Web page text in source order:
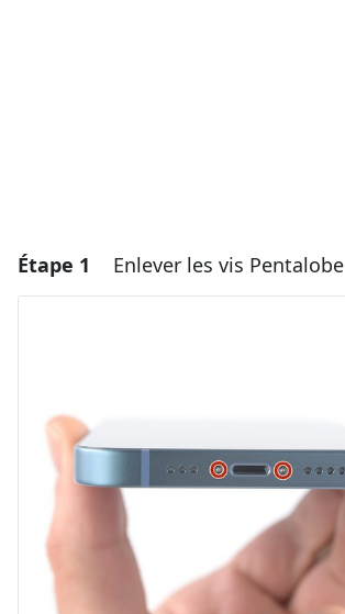
Étape 1 Enlever les vis Pentalobe